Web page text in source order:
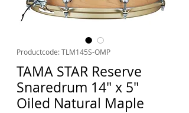
Productcode: TLM145S-OMP
TAMA STAR Reserve
Snaredrum 14" x 5"
Oiled Natural Maple